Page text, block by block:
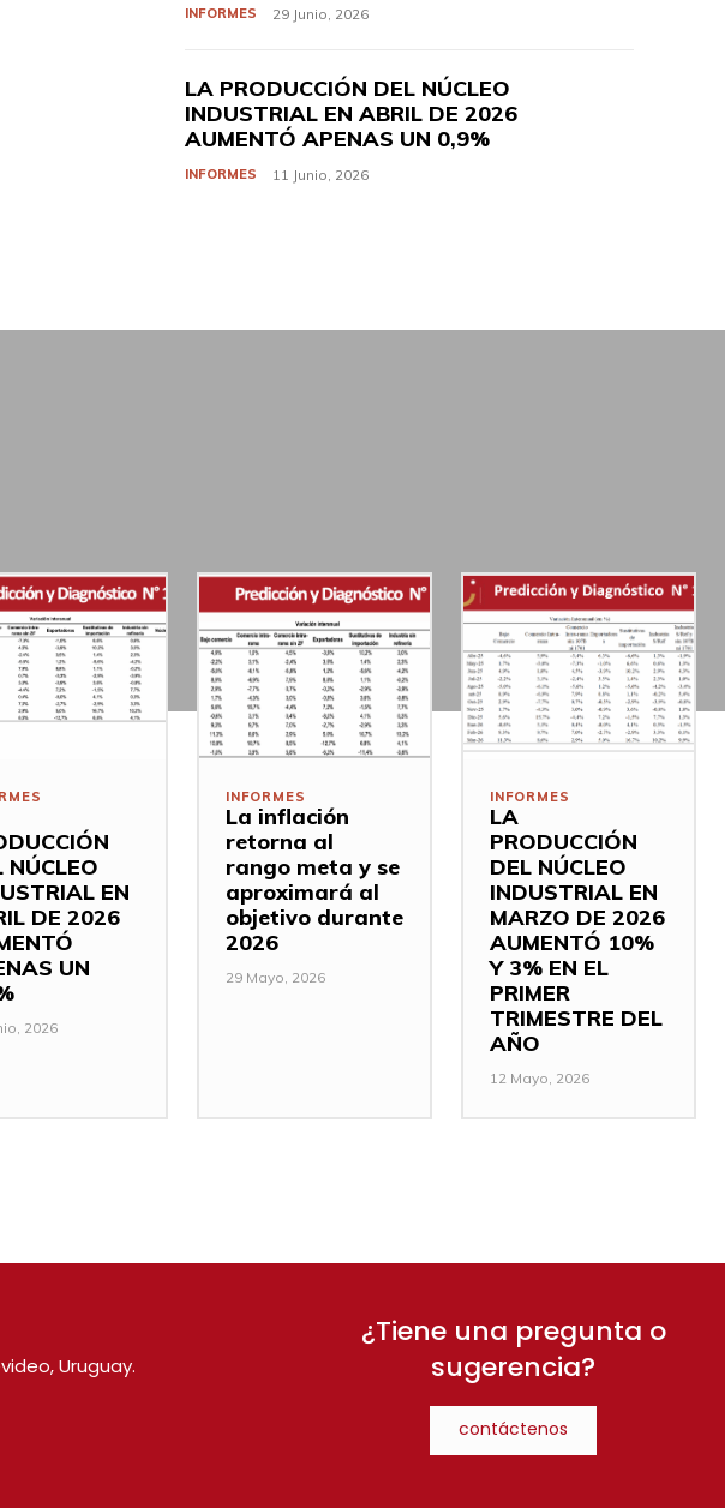
INFORMES 29 Junio, 2026
LA PRODUCCIÓN DEL NÚCLEO
INDUSTRIAL EN ABRIL DE 2026
AUMENTÓ APENAS UN 0,9%
INFORMES 11 Junio, 2026
NÚCLEO
EN
DE 2026
UN
2026
INFORMES
La inflación
retorna al
rango meta y se
aproximará al
objetivo durante
2026
29 Mayo, 2026
INFORMES
LA
PRODUCCIÓN
DEL NÚCLEO
INDUSTRIAL EN
MARZO DE 2026
AUMENTÓ 10%
Y 3% EN EL
PRIMER
TRIMESTRE DEL
AÑO
12 Mayo, 2026
Uruguay.
¿Tiene una pregunta o
sugerencia?
contáctenos